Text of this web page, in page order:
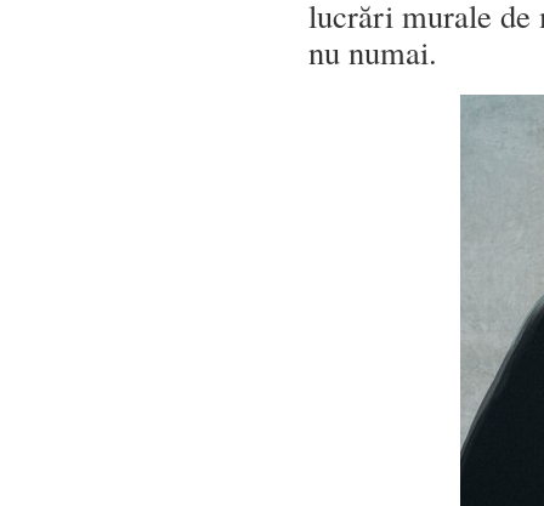
lucrări murale de
nu numai.